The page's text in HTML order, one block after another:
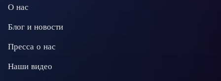
О нас
Блог и новости
Пресса о нас
Наши видео